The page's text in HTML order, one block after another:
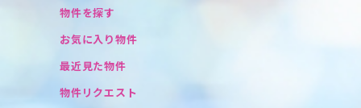
物件を探す
お気に入り物件
最近見た物件
物件リクエスト